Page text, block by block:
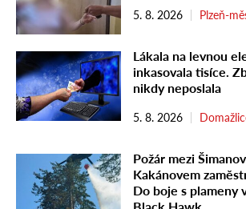
5. 8. 2026 Plzeň-
Lákala na levnou
inkasovala tisíce.
nikdy neposlala
5. 8. 2026
Požár mezi
Kakánovem
Do boje s plameny
Black Hawk